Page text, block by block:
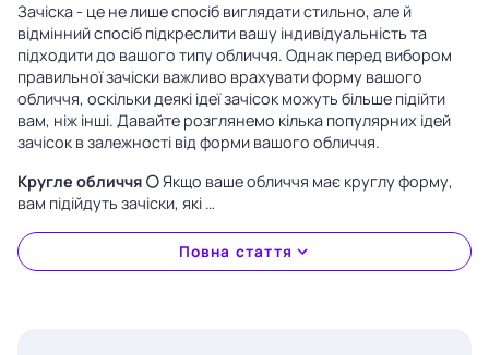
Зачіска - це не лише спосіб виглядати стильно, але й
відмінний спосіб підкреслити вашу індивідуальність та
підходити до вашого типу обличчя. Однак перед вибором
правильної зачіски важливо врахувати форму вашого
обличчя, оскільки деякі ідеї зачісок можуть більше підійти
вам, ніж інші. Давайте розглянемо кілька популярних ідей
зачісок в залежності від форми вашого обличчя.
Кругле обличчя 🌕Якщо ваше обличчя має круглу форму,
вам підійдуть зачіски, які …
Повна стаття